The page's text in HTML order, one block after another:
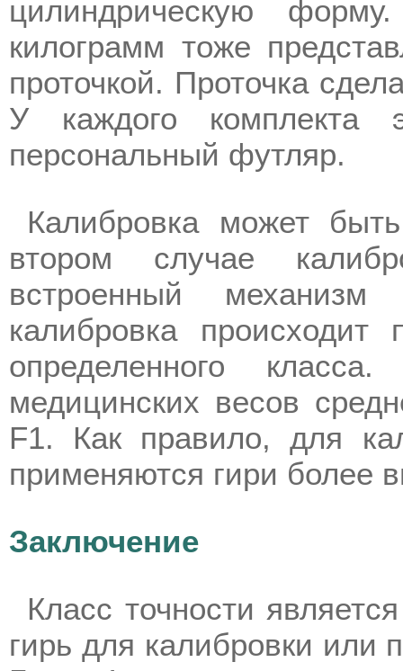
цилиндрическую
килограмм тоже
проточкой. Проточка
У каждого комплекта
персональный футляр.
Калибровка может
втором случае
встроенный
калибровка происходит
определенного
медицинских весов
F1. Как правило, для
применяются гири более
Заключение
Класс точности
гирь для калибровки или